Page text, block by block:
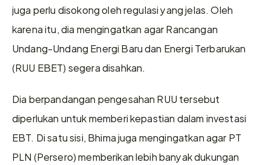
juga perlu disokong oleh regulasi yang jelas. Oleh
karena itu, dia mengingatkan agar Rancangan
Undang-Undang Energi Baru dan Energi Terbarukan
(RUU EBET) segera disahkan.
Dia berpandangan pengesahan RUU tersebut
diperlukan untuk memberi kepastian dalam investasi
EBT. Di satu sisi, Bhima juga mengingatkan agar PT
PLN (Persero) memberikan lebih banyak dukungan